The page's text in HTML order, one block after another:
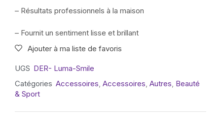
– Résultats professionnels à la maison
– Fournit un sentiment lisse et brillant
Ajouter à ma liste de favoris
UGS DER- Luma-Smile
Catégories Accessoires, Accessoires, Autres, Beauté
& Sport